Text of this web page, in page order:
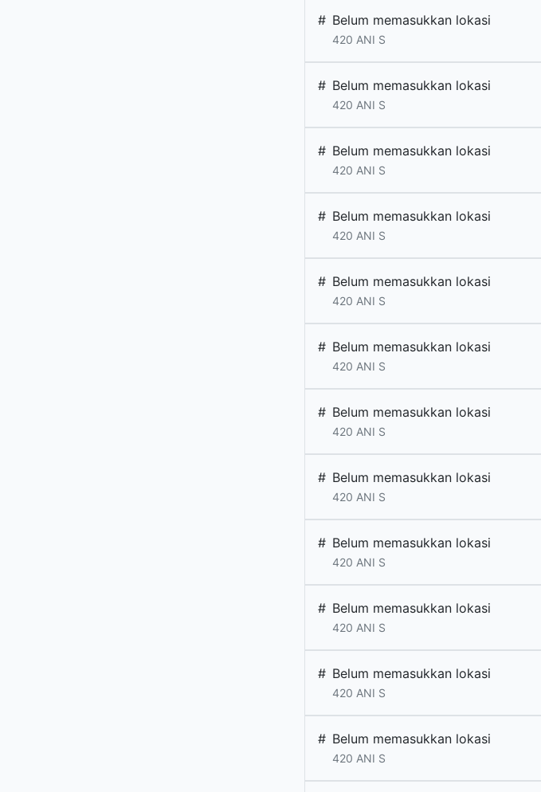
# Belum memasukkan lokasi
420 ANI S
# Belum memasukkan lokasi
420 ANI S
# Belum memasukkan lokasi
420 ANI S
# Belum memasukkan lokasi
420 ANI S
# Belum memasukkan lokasi
420 ANI S
# Belum memasukkan lokasi
420 ANI S
# Belum memasukkan lokasi
420 ANI S
# Belum memasukkan lokasi
420 ANI S
# Belum memasukkan lokasi
420 ANI S
# Belum memasukkan lokasi
420 ANI S
# Belum memasukkan lokasi
420 ANI S
# Belum memasukkan lokasi
420 ANI S